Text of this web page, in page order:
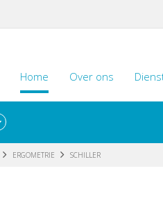
Home Over ons
ERGOMETRIE SCHILLER